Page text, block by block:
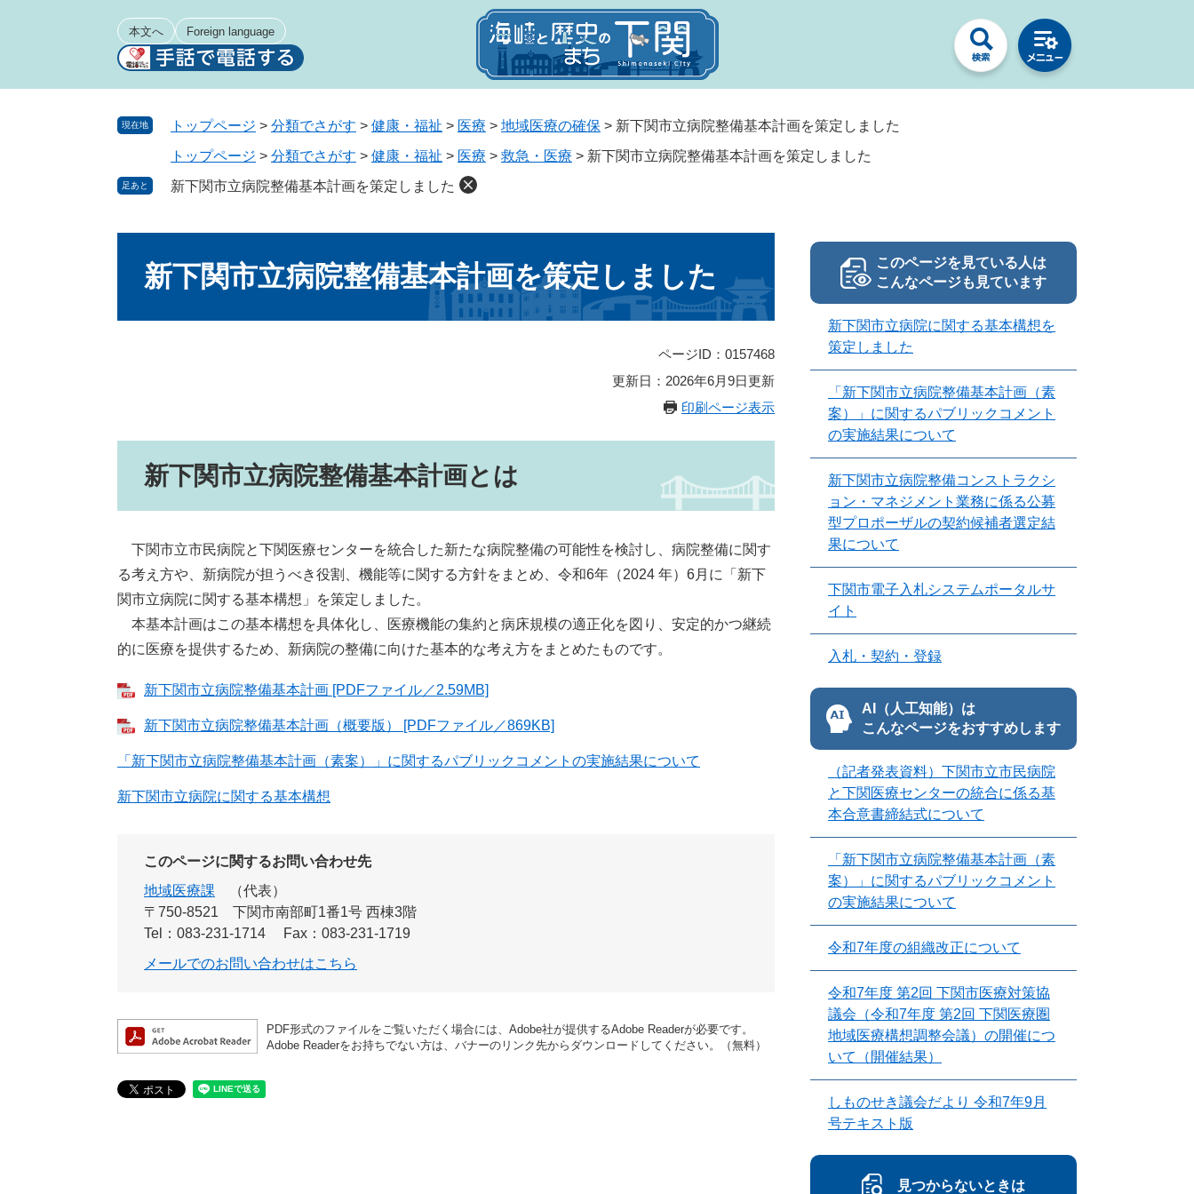
本文へ Foreign language
現在地 トップページ > 分類でさがす > 健康・福祉 > 医療 > 地域医療の確保 > 新下関市立病院整備基本計画を策定しました
トップページ > 分類でさがす > 健康・福祉 > 医療 > 救急・医療 > 新下関市立病院整備基本計画を策定しました
足あと 新下関市立病院整備基本計画を策定しました
新下関市立病院整備基本計画を策定しました
ページID：0157468
更新日：2026年6月9日更新
印刷ページ表示
新下関市立病院整備基本計画とは
下関市立市民病院と下関医療センターを統合した新たな病院整備の可能性を検討し、病院整備に関す
る考え方や、新病院が担うべき役割、機能等に関する方針をまとめ、令和6年（2024 年）6月に「新下
関市立病院に関する基本構想」を策定しました。
本基本計画はこの基本構想を具体化し、医療機能の集約と病床規模の適正化を図り、安定的かつ継続
的に医療を提供するため、新病院の整備に向けた基本的な考え方をまとめたものです。
新下関市立病院整備基本計画 [PDFファイル／2.59MB]
新下関市立病院整備基本計画（概要版） [PDFファイル／869KB]
「新下関市立病院整備基本計画（素案）」に関するパブリックコメントの実施結果について
新下関市立病院に関する基本構想
このページに関するお問い合わせ先
地域医療課
代表
〒750-8521
下関市南部町1番1号 西棟3階
Tel：083-231-1714
Fax：083-231-1719
メールでのお問い合わせはこちら
PDF形式のファイルをご覧いただく場合には、Adobe社が提供するAdobe Readerが必要です。
Adobe Readerをお持ちでない方は、バナーのリンク先からダウンロードしてください。（無料）
このページを見ている人は
こんなページも見ています
新下関市立病院に関する基本構想を
策定しました
「新下関市立病院整備基本計画（素
案）」に関するパブリックコメント
の実施結果について
新下関市立病院整備コンストラクシ
ョン・マネジメント業務に係る公募
型プロポーザルの契約候補者選定結
果について
下関市電子入札システムポータルサ
イト
入札・契約・登録
AI（人工知能）は
こんなページをおすすめします
（記者発表資料）下関市立市民病院
と下関医療センターの統合に係る基
本合意書締結式について
「新下関市立病院整備基本計画（素
案）」に関するパブリックコメント
の実施結果について
令和7年度の組織改正について
令和7年度 第2回 下関市医療対策協
議会（令和7年度 第2回 下関医療圏
地域医療構想調整会議）の開催につ
いて（開催結果）
しものせき議会だより 令和7年9月
号テキスト版
見つからないときは